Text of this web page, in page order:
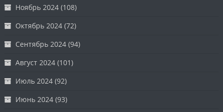
Ноябрь 2024 (108)
Октябрь 2024 (72)
Сентябрь 2024 (94)
Август 2024 (101)
Июль 2024 (92)
Июнь 2024 (93)